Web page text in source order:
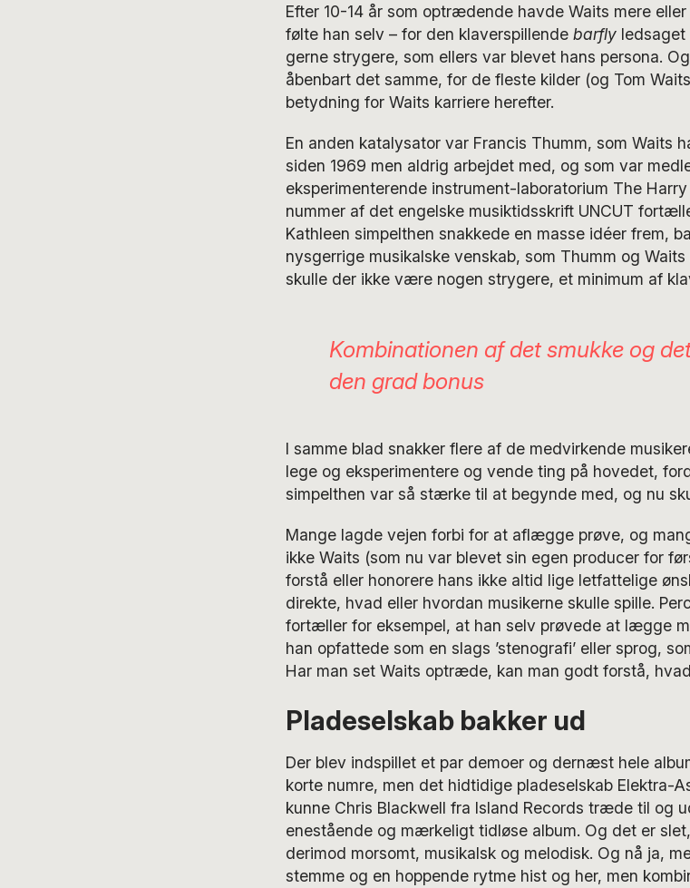
Efter 10-14 år som optrædende havde Waits mere
følte han selv – for den klaverspillende barflyledsaget
gerne strygere, som ellers var blevet hans persona.
åbenbart det samme, for de fleste kilder (og Tom
betydning for Waits karriere herefter.
En anden katalysator var Francis Thumm, som Waits
siden 1969 men aldrig arbejdet med, og som var
eksperimenterende instrument-laboratorium The
nummer af det engelske musiktidsskrift UNCUT
Kathleen simpelthen snakkede en masse idéer frem,
nysgerrige musikalske venskab, som Thumm og
skulle der ikke være nogen strygere, et minimum af
Kombinationen af det smukke og
den grad bonus
I samme blad snakker flere af de medvirkende
lege og eksperimentere og vende ting på hovedet,
simpelthen var så stærke til at begynde med, og nu
Mange lagde vejen forbi for at aflægge prøve, og
ikke Waits (som nu var blevet sin egen producer for
forstå eller honorere hans ikke altid lige letfattelige
direkte, hvad eller hvordan musikerne skulle spille.
fortæller for eksempel, at han selv prøvede at lægge
han opfattede som en slags ’stenografi’ eller sprog,
Har man set Waits optræde, kan man godt forstå,
Pladeselskab bakker ud
Der blev indspillet et par demoer og dernæst hele
korte numre, men det hidtidige pladeselskab Elektra-
kunne Chris Blackwell fra Island Records træde til og
enestående og mærkeligt tidløse album. Og det er
derimod morsomt, musikalsk og melodisk. Og nå ja,
stemme og en hoppende rytme hist og her, men